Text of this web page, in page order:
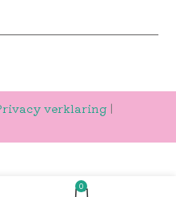
verklaring |
KIES OPTIES
0